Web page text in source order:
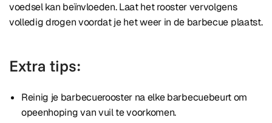
voedsel kan beïnvloeden. Laat het rooster vervolgens
volledig drogen voordat je het weer in de barbecue plaatst.
Extra tips:
Reinig je barbecuerooster na elke barbecuebeurt om
opeenhoping van vuil te voorkomen.